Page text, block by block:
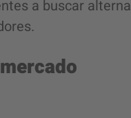
a buscar